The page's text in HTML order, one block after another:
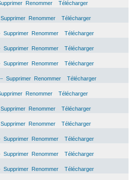
Renommer
Télécharger
Supprimer Renommer
Télécharger
Supprimer Renommer
Télécharger
Supprimer Renommer
Télécharger
Supprimer Renommer
Télécharger
Supprimer Renommer
Télécharger
Renommer
Télécharger
Supprimer Renommer
Télécharger
Supprimer Renommer
Télécharger
Supprimer Renommer
Télécharger
Supprimer Renommer
Télécharger
Supprimer Renommer
Télécharger